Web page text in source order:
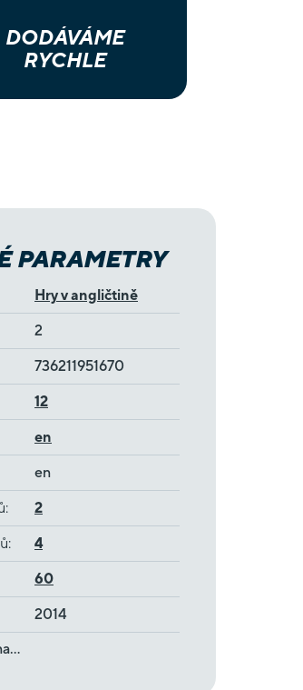
DODÁVÁME
RYCHLE
PARAMETRY
Hry v angličtině
2
736211951670
12
en
en
: 2
: 4
60
2014